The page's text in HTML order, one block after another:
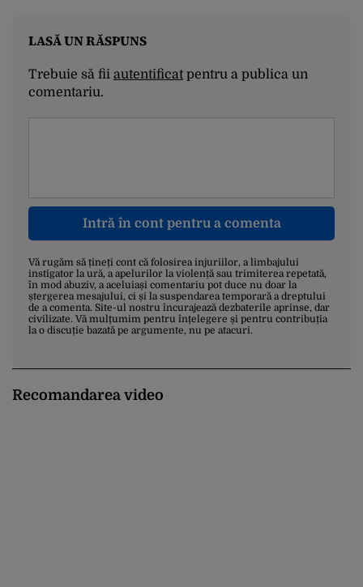
LASĂ UN RĂSPUNS
Trebuie să fii autentificatpentru a publica un
comentariu.
Intră în cont pentru a comenta
Vă rugăm să țineți cont că folosirea injuriilor, a limbajului
instigator la ură, a apelurilor la violență sau trimiterea repetată,
în mod abuziv, a aceluiași comentariu pot duce nu doar la
ștergerea mesajului, ci și la suspendarea temporară a dreptului
de a comenta. Site-ul nostru încurajează dezbaterile aprinse, dar
civilizate. Vă mulțumim pentru înțelegere și pentru contribuția
la o discuție bazată pe argumente, nu pe atacuri.
Recomandarea video